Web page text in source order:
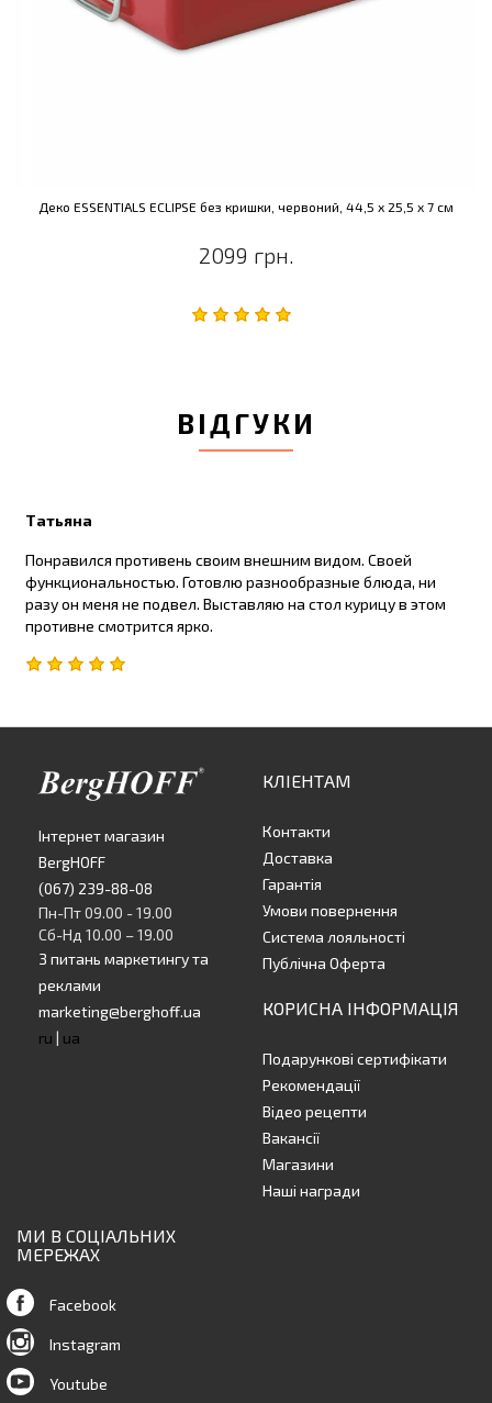
Деко ESSENTIALS ECLIPSE без кришки, червоний, 44,5 х 25,5 х 7 см
2099 грн.
ВІДГУКИ
Татьяна
Понравился противень своим внешним видом. Своей
функциональностью. Готовлю разнообразные блюда, ни
разу он меня не подвел. Выставляю на стол курицу в этом
противне смотрится ярко.
Інтернет магазин
BergHOFF
(067) 239-88-08
Пн-Пт 09.00 - 19.00
Сб-Нд 10.00 – 19.00
З питань маркетингу та
реклами
marketing@berghoff.ua
ru | ua
КЛІЕНТАМ
Контакти
Доставка
Гарантія
Умови повернення
Система лояльності
Публічна Оферта
КОРИСНА ІНФОРМАЦІЯ
Подарункові сертифікати
Рекомендації
Відео рецепти
Вакансії
Магазини
Наші награди
МИ В СОЦІАЛЬНИХ
МЕРЕЖАХ
Facebook
Instagram
Youtube